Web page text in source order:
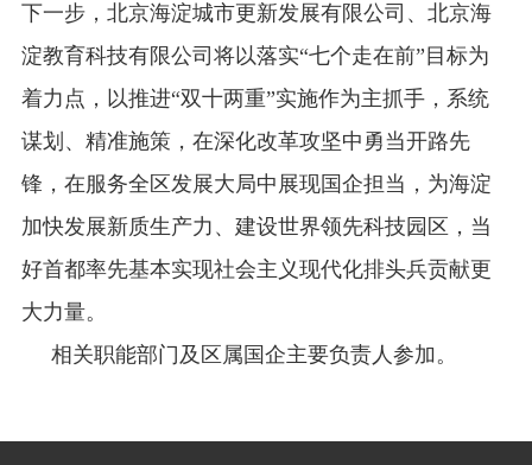
下一步，北京海淀城市更新发展有限公司、北京海
淀教育科技有限公司将以落实“七个走在前”目标为
着力点，以推进“双十两重”实施作为主抓手，系统
谋划、精准施策，在深化改革攻坚中勇当开路先
锋，在服务全区发展大局中展现国企担当，为海淀
加快发展新质生产力、建设世界领先科技园区，当
好首都率先基本实现社会主义现代化排头兵贡献更
大力量。
相关职能部门及区属国企主要负责人参加。